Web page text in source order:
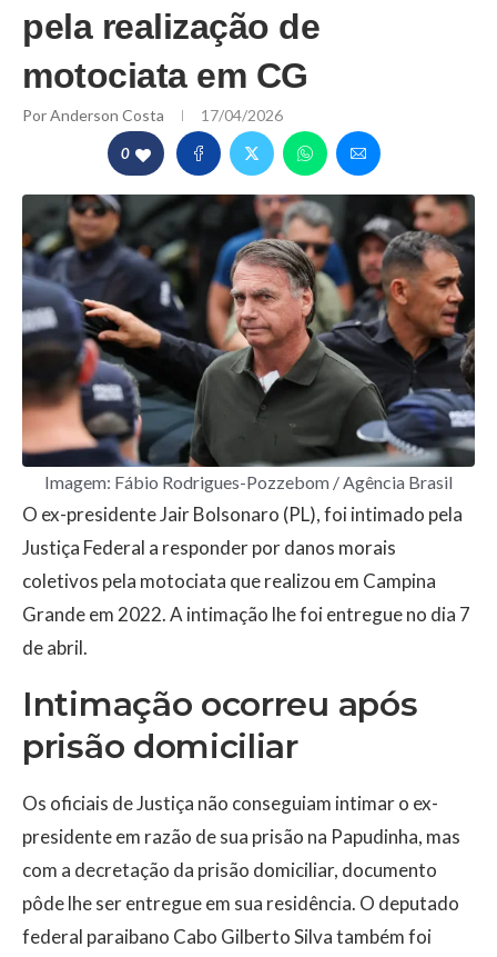
pela realização de
motociata em CG
PorAnderson Costa 17/04/2026
0
Imagem: Fábio Rodrigues-Pozzebom / Agência Brasil
O ex-presidente Jair Bolsonaro (PL), foi intimado pela
Justiça Federal a responder por danos morais
coletivos pela motociata que realizou em Campina
Grande em 2022. A intimação lhe foi entregue no dia 7
de abril.
Intimação ocorreu após
prisão domiciliar
Os oficiais de Justiça não conseguiam intimar o ex-
presidente em razão de sua prisão na Papudinha, mas
com a decretação da prisão domiciliar, documento
pôde lhe ser entregue em sua residência. O deputado
federal paraibano Cabo Gilberto Silva também foi